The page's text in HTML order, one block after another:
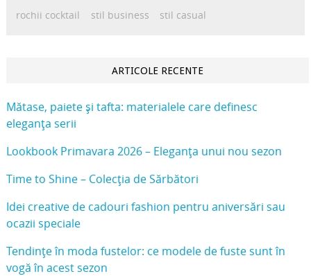
rochii cocktail
stil business stil casual
ARTICOLE RECENTE
Mătase, paiete și tafta: materialele care definesc
eleganța serii
Lookbook Primavara 2026 – Eleganța unui nou sezon
Time to Shine – Colecția de Sărbători
Idei creative de cadouri fashion pentru aniversări sau
ocazii speciale
Tendințe în moda fustelor: ce modele de fuste sunt în
vogă în acest sezon